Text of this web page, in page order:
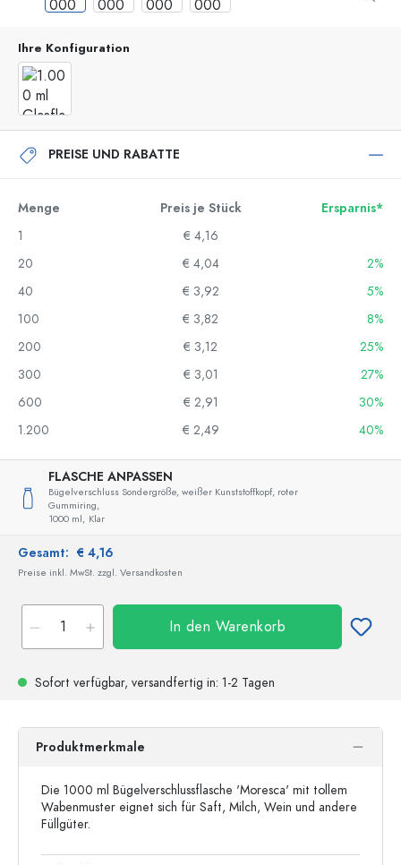
Ihre Konfiguration
PREISE UND RABATTE
Menge Preis je Stück
Ersparnis*
1
€ 4,16
20
€ 4,04
2%
40
€ 3,92
5%
100
€ 3,82
8%
200
€ 3,12
25%
300
€ 3,01
27%
600
€ 2,91
30%
1.200
€ 2,49 40%
FLASCHE ANPASSEN
Bügelverschluss Sondergröße, weißer Kunststoffkopf, roter
Gummiring,
1000 ml, Klar
Gesamt: € 4,16
Preise inkl. MwSt. zzgl. Versandkosten
In den Warenkorb
Sofort verfügbar, versandfertig in: 1-2 Tagen
Produktmerkmale
Die 1000 ml Bügelverschlussflasche 'Moresca' mit tollem
Wabenmuster eignet sich für Saft, Milch, Wein und andere
Füllgüter.